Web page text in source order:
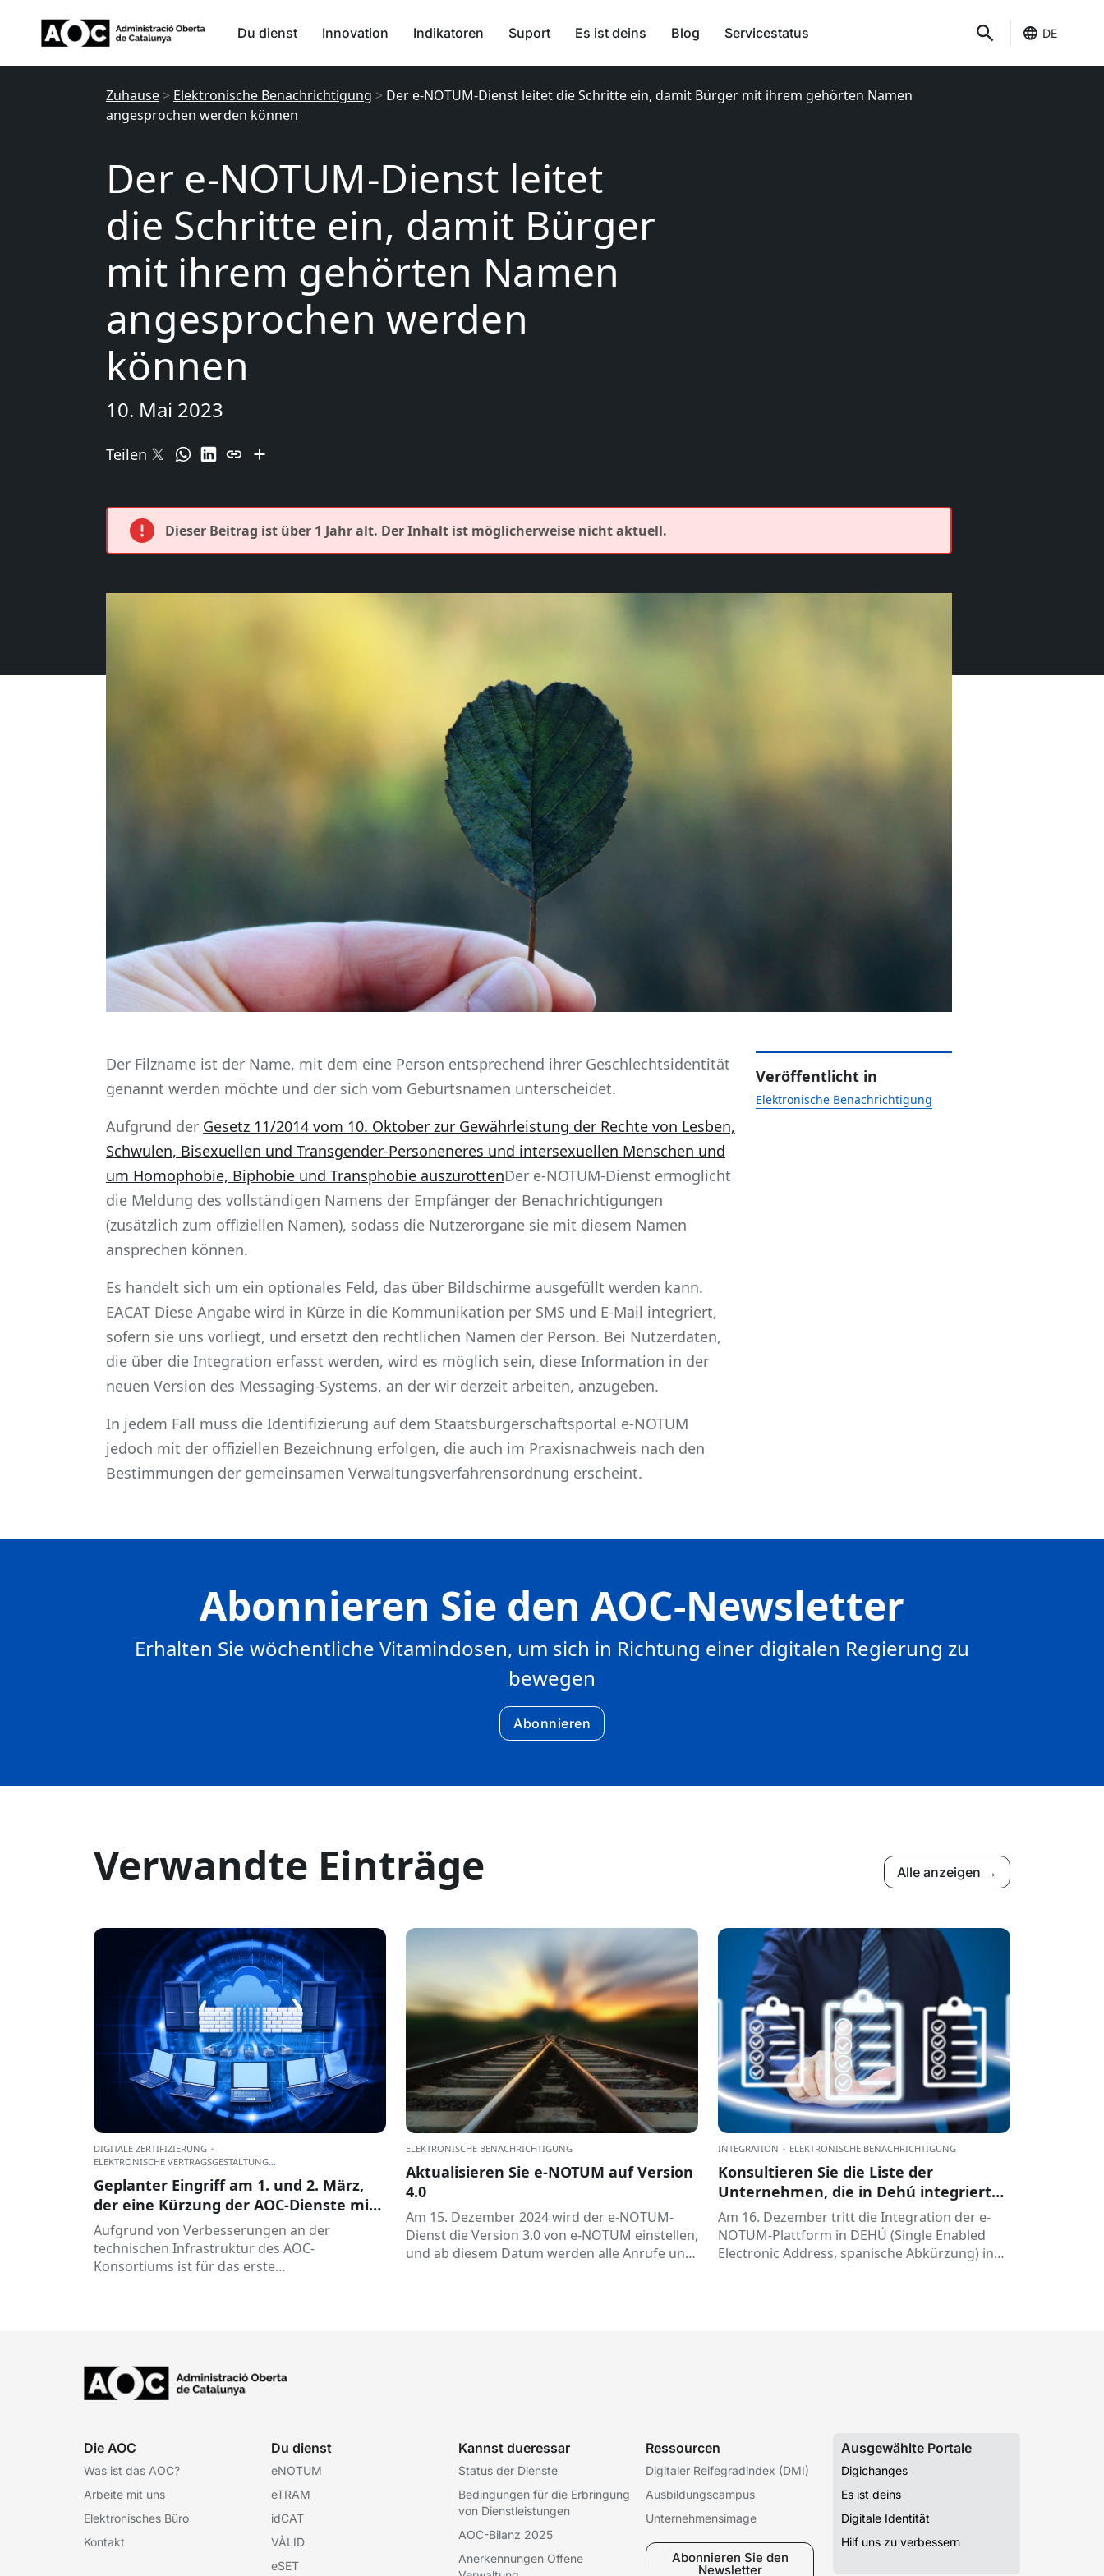
Du dienst Innovation Indikatoren Suport Es ist deins Blog Servicestatus DE
Zuhause > Elektronische Benachrichtigung > Der e-NOTUM-Dienst leitet die Schritte ein, damit Bürger mit ihrem gehörten Namen
angesprochen werden können
Der e-NOTUM-Dienst leitet
die Schritte ein, damit Bürger
mit ihrem gehörten Namen
angesprochen werden
können
10. Mai 2023
Teilen
Dieser Beitrag ist über 1 Jahr alt. Der Inhalt ist möglicherweise nicht aktuell.
Der Filzname ist der Name, mit dem eine Person entsprechend ihrer Geschlechtsidentität
genannt werden möchte und der sich vom Geburtsnamen unterscheidet.
Aufgrund der Gesetz 11/2014 vom 10. Oktober zur Gewährleistung der Rechte von Lesben,
Schwulen, Bisexuellen und Transgender-Personeneres und intersexuellen Menschen und
um Homophobie, Biphobie und Transphobie auszurottenDer e-NOTUM-Dienst ermöglicht
die Meldung des vollständigen Namens der Empfänger der Benachrichtigungen
(zusätzlich zum offiziellen Namen), sodass die Nutzerorgane sie mit diesem Namen
ansprechen können.
Es handelt sich um ein optionales Feld, das über Bildschirme ausgefüllt werden kann.
EACAT Diese Angabe wird in Kürze in die Kommunikation per SMS und E-Mail integriert,
sofern sie uns vorliegt, und ersetzt den rechtlichen Namen der Person. Bei Nutzerdaten,
die über die Integration erfasst werden, wird es möglich sein, diese Information in der
neuen Version des Messaging-Systems, an der wir derzeit arbeiten, anzugeben.
In jedem Fall muss die Identifizierung auf dem Staatsbürgerschaftsportal e-NOTUM
jedoch mit der offiziellen Bezeichnung erfolgen, die auch im Praxisnachweis nach den
Bestimmungen der gemeinsamen Verwaltungsverfahrensordnung erscheint.
Veröffentlicht in
Elektronische Benachrichtigung
Abonnieren Sie den AOC-Newsletter
Erhalten Sie wöchentliche Vitamindosen, um sich in Richtung einer digitalen Regierung zu
bewegen
Abonnieren
Verwandte Einträge Alle anzeigen →
DIGITALE ZERTIFIZIERUNG ·
ELEKTRONISCHE VERTRAGSGESTALTUNG
Geplanter Eingriff am 1. und 2. März,
der eine Kürzung der AOC-Dienste mit
sich bringt
Aufgrund von Verbesserungen an der
technischen Infrastruktur des AOC-
Konsortiums ist für das erste
ELEKTRONISCHE BENACHRICHTIGUNG
Aktualisieren Sie e-NOTUM auf Version
4.0
Am 15. Dezember 2024 wird der e-NOTUM-
Dienst die Version 3.0 von e-NOTUM einstellen,
und ab diesem Datum werden alle Anrufe und
INTEGRATION · ELEKTRONISCHE BENACHRICHTIGUNG
Konsultieren Sie die Liste der
Unternehmen, die in Dehú integriert
sind
Am 16. Dezember tritt die Integration der e-
NOTUM-Plattform in DEHÚ (Single Enabled
Electronic Address, spanische Abkürzung) in
Die AOC
Was ist das AOC?
Arbeite mit uns
Elektronisches Büro
Kontakt
Du dienst
eNOTUM
eTRAM
idCAT
VÀLID
eSET
Kannst dueressar
Status der Dienste
Bedingungen für die Erbringung
von Dienstleistungen
AOC-Bilanz 2025
Anerkennungen Offene
Ressourcen
Digitaler Reifegradindex (DMI)
Ausbildungscampus
Unternehmensimage
Abonnieren Sie den
Newsletter
Ausgewählte Portale
Digichanges
Es ist deins
Digitale Identität
Hilf uns zu verbessern